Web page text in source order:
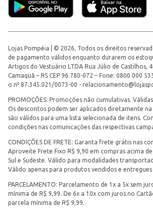
Lojas Pompéia | © 2026, Todos os direitos
de pagamento válidos enquanto durarem os
Artigos do Vestuário LTDA Rua Júlio de Castilhos,
Camaquã – RS CEP 96.780-072 – Fone: 0800 000
o nº 87.345.021/0073-00 -
PROMOÇÕES: Promoções não cumulativas.
Os descontos podem ser aplicados diretamente
são válidos para uma lista selecionada de itens.
condições nas comunicações das respectivas
CONDIÇÕES DE FRETE: Garanta frete grátis nas
Aproveite Frete Fixo R$ 9,90 em compras acima
Sul e Sudeste. Válido para modalidades
Válido apenas para produtos vendidos e entregues
PARCELAMENTO: Parcelamento de 1x a 5x sem
mínima de R$ 9,99. De 6x a 10x com juros no
parcela mínima de R$ 9,99.